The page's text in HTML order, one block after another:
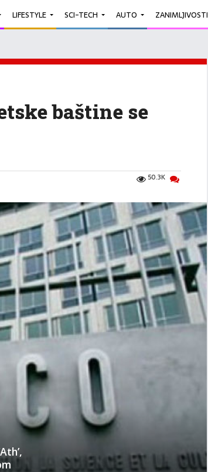
LIFESTYLE SCI-TECH AUTO ZANIMLJIVOSTI
baštine se
50.3K